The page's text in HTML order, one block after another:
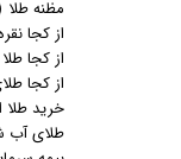
مظنه طلا
از کجا
از کجا
از کجا
خرید طلا
طلای آب